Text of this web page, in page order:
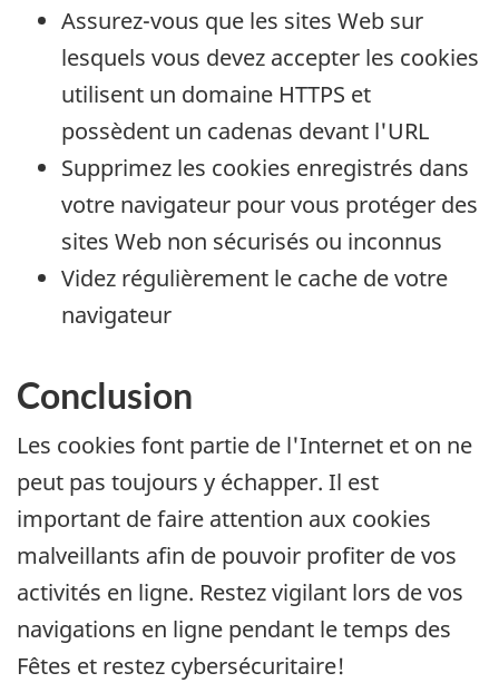
Assurez-vous que les sites Web sur
lesquels vous devez accepter les cookies
utilisent un domaine HTTPS et
possèdent un cadenas devant l'URL
Supprimez les cookies enregistrés dans
votre navigateur pour vous protéger des
sites Web non sécurisés ou inconnus
Videz régulièrement le cache de votre
navigateur
Conclusion
Les cookies font partie de l'Internet et on ne
peut pas toujours y échapper. Il est
important de faire attention aux cookies
malveillants afin de pouvoir profiter de vos
activités en ligne. Restez vigilant lors de vos
navigations en ligne pendant le temps des
Fêtes et restez cybersécuritaire!